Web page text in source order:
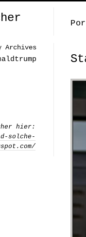
Archives
hier:
solche-